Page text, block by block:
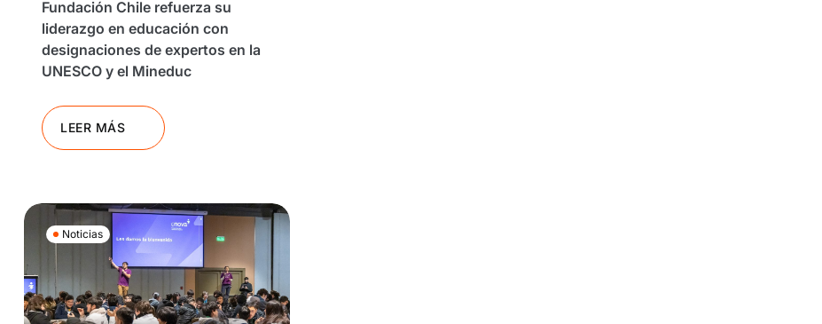
Fundación Chile refuerza su
liderazgo en educación con
designaciones de expertos en la
UNESCO y el Mineduc
LEER MÁS
Noticias